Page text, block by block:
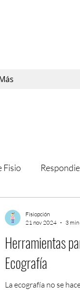
Fisio
Herramientas
Ecografía
La ecografía no se
Fisiopción
21 nov 2024
3